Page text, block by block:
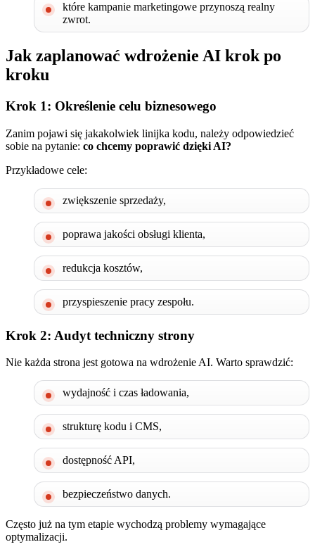
które kampanie marketingowe przynoszą realny
zwrot.
Jak zaplanować wdrożenie AI krok po
kroku
Krok 1: Określenie celu biznesowego
Zanim pojawi się jakakolwiek linijka kodu, należy odpowiedzieć
sobie na pytanie: co chcemy poprawić dzięki AI?
Przykładowe cele:
zwiększenie sprzedaży,
poprawa jakości obsługi klienta,
redukcja kosztów,
przyspieszenie pracy zespołu.
Krok 2: Audyt techniczny strony
Nie każda strona jest gotowa na wdrożenie AI. Warto sprawdzić:
wydajność i czas ładowania,
strukturę kodu i CMS,
dostępność API,
bezpieczeństwo danych.
Często już na tym etapie wychodzą problemy wymagające
optymalizacji.